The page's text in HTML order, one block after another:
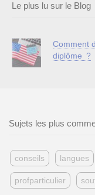
Le plus lu sur le Blog
Comment
diplôme ?
Sujets les plus
conseils langues
profparticulier